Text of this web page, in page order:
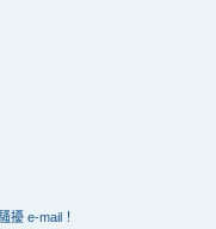
擾 e-mail！